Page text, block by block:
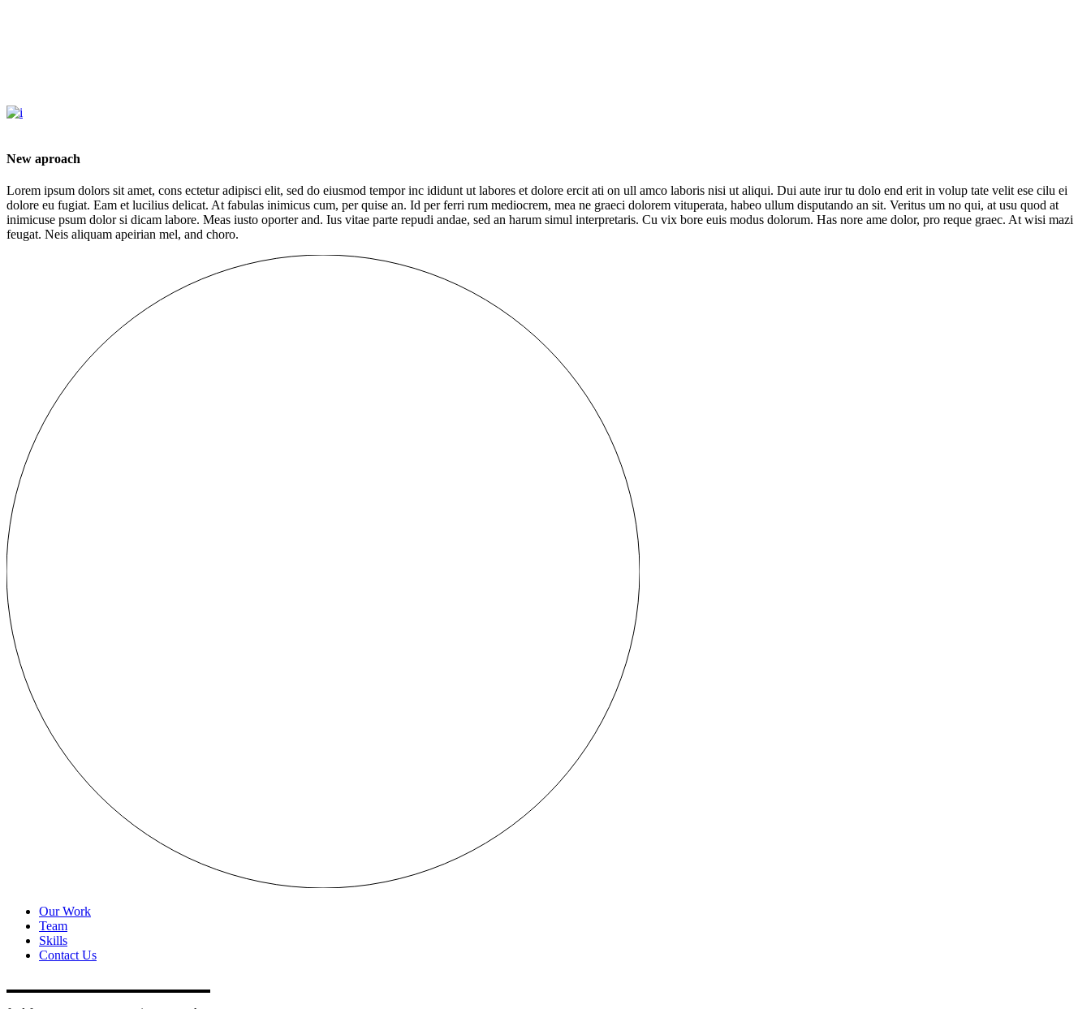
New aproach
Lorem ipsum dolors sit amet, cons ectetur adipisci elit, sed do eiusmod tempor inc ididunt ut labores et dolore ercit ati on ull amco laboris nisi ut aliqui. Dui aute irur tu dolo end erit in volup tate velit ese cilu ei
dolore eu fugiat. Eam et lucilius delicat. At fabulas inimicus cum, per quise an. Id per ferri rum mediocrem, mea ne graeci dolorem vituperata, habeo ullum disputando an sit. Veritus um no qui, at usu quod at
inimicuse psum dolor si dicam labore. Meas iusto oporter and. Ius vitae parte repudi andae, sed an harum simul interpretaris. Cu vix bore euis modus dolorum. Has nore ame dolor, pro reque graec. At wisi mazi
feugat. Neis aliquam apeirian mel, and choro.
Our Work
Team
Skills
Contact Us